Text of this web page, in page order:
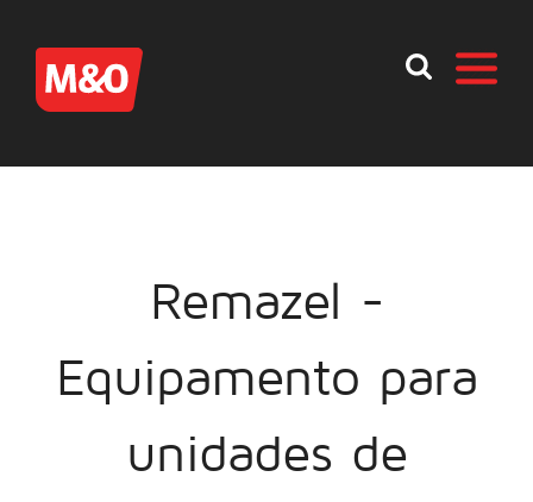
Remazel -
Equipamento para
unidades de